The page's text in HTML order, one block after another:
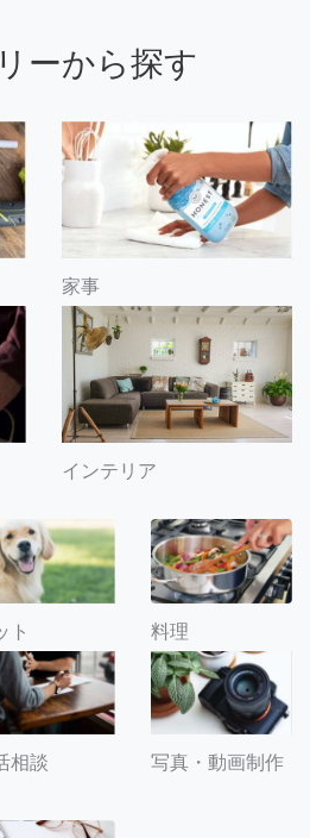
ーから探す
家事
インテリア
ト 料理
相談 写真・動画制作